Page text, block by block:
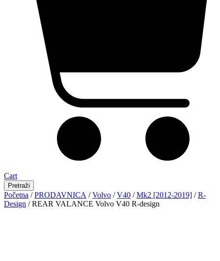
Cart
Pretraži
Početna /PRODAVNICA /Volvo /V40 /Mk2 [2012-2019] /R-
Design / REAR VALANCE Volvo V40 R-design